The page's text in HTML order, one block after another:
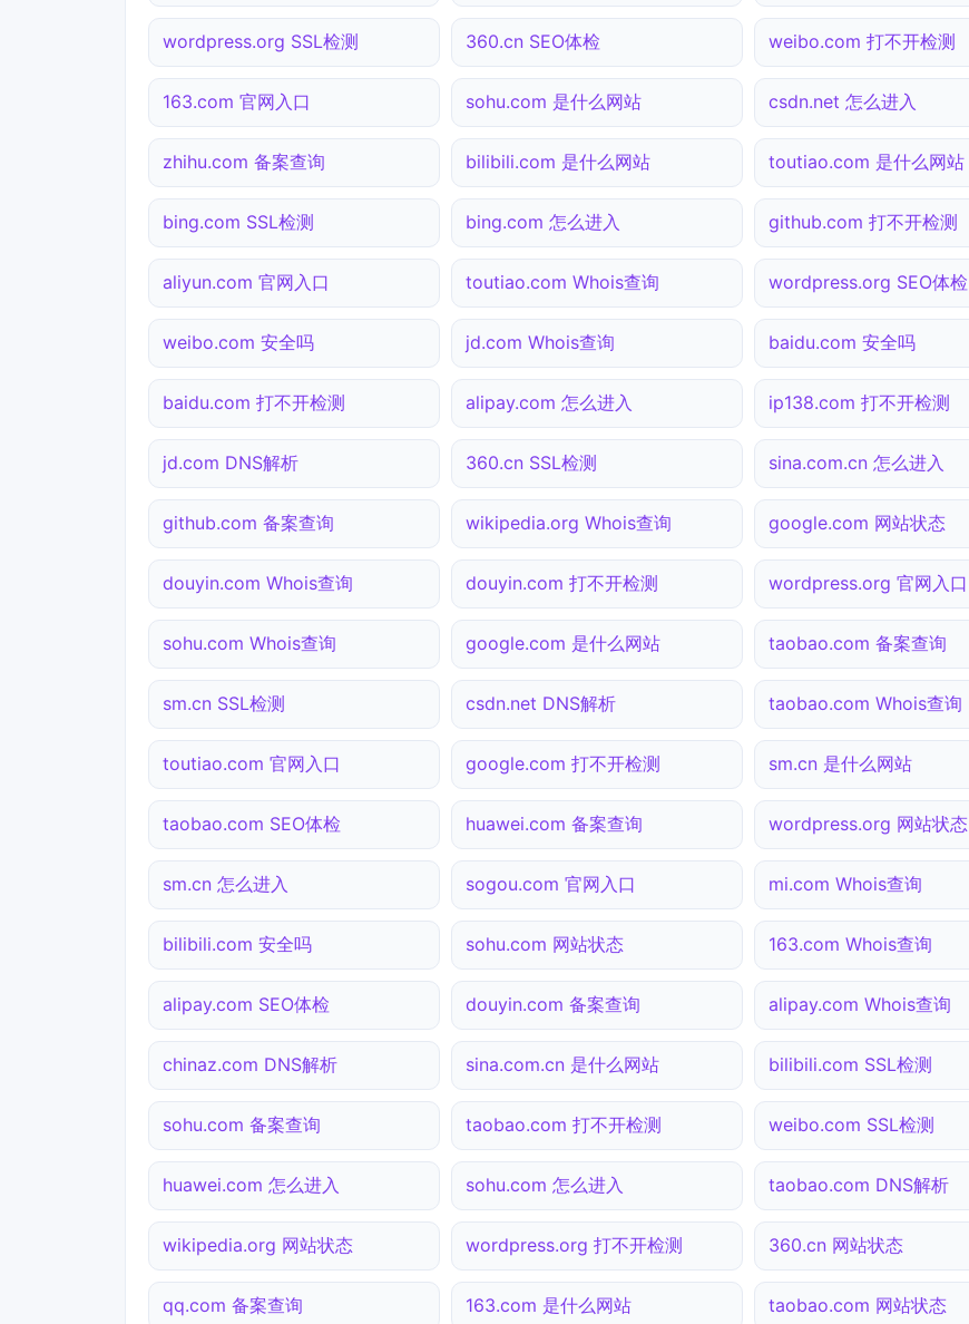
wordpress.org SSL检测 360.cn SEO体检 weibo.com 打不开检测
163.com 官网入口 sohu.com 是什么网站 csdn.net 怎么进入
zhihu.com 备案查询 bilibili.com 是什么网站 toutiao.com 是什么网站
bing.com SSL检测 bing.com 怎么进入 github.com 打不开检测
aliyun.com 官网入口 toutiao.com Whois查询 wordpress.org SEO体检
weibo.com 安全吗 jd.com Whois查询 baidu.com 安全吗
baidu.com 打不开检测 alipay.com 怎么进入 ip138.com 打不开检测
jd.com DNS解析 360.cn SSL检测 sina.com.cn 怎么进入
github.com 备案查询 wikipedia.org Whois查询 google.com 网站状态
douyin.com Whois查询 douyin.com 打不开检测 wordpress.org 官网入口
sohu.com Whois查询 google.com 是什么网站 taobao.com 备案查询
sm.cn SSL检测 csdn.net DNS解析 taobao.com Whois查询
toutiao.com 官网入口 google.com 打不开检测 sm.cn 是什么网站
taobao.com SEO体检 huawei.com 备案查询 wordpress.org 网站状态
sm.cn 怎么进入 sogou.com 官网入口 mi.com Whois查询
bilibili.com 安全吗 sohu.com 网站状态 163.com Whois查询
alipay.com SEO体检 douyin.com 备案查询 alipay.com Whois查询
chinaz.com DNS解析 sina.com.cn 是什么网站 bilibili.com SSL检测
sohu.com 备案查询 taobao.com 打不开检测 weibo.com SSL检测
huawei.com 怎么进入 sohu.com 怎么进入 taobao.com DNS解析
wikipedia.org 网站状态 wordpress.org 打不开检测 360.cn 网站状态
qq.com 备案查询 163.com 是什么网站 taobao.com 网站状态